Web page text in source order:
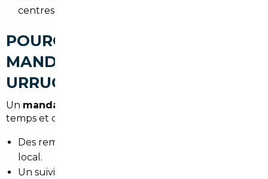
centres historiques du Pays Basque.
POURQUOI FAIRE APPEL À UN
MANDATAIRE AUTO À
URRUGNE
Un mandataire auto Urrugne
temps et de l'argent. Il propose :
Des remises importantes par rapport au marché
local.
Un suivi personnalisé (de la recherche à la